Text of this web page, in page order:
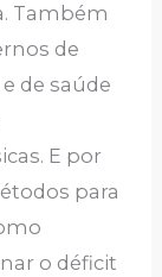
Também
de
de saúde
E por
para
o déficit